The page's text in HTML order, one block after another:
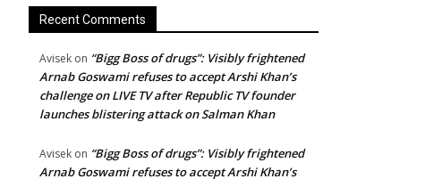
Recent Comments
Avisek on “Bigg Boss of drugs”: Visibly frightened
Arnab Goswami refuses to accept Arshi Khan’s
challenge on LIVE TV after Republic TV founder
launches blistering attack on Salman Khan
Avisek on “Bigg Boss of drugs”: Visibly frightened
Arnab Goswami refuses to accept Arshi Khan’s